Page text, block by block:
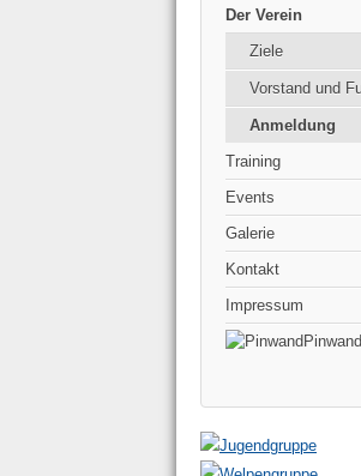
Der Verein
Ziele
Vorstand und
Anmeldung
Training
Events
Galerie
Kontakt
Impressum
Pinwand